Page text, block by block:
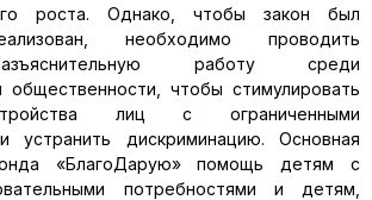
роста. Однако, чтобы закон был
необходимо проводить
разъяснительную работу среди
общественности, чтобы стимулировать
лиц с ограниченными
устранить дискриминацию. Основная
«БлагоДарую» помощь детям с
потребностями и детям,